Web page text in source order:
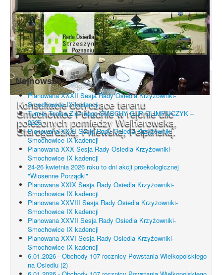
Konsultacje dotyczące terenu
Smochowice Południe w rejonie ulic
położonych pomiędzy Wejherowską,
Starogardzką, Pniewską, Pelplińską.
Najnowsze
Planowana XXXII Sesja Rady Osiedla Krzyżowniki-
Smochowice IX kadencji
Turniej Tenisa Ziemnego SMOCHY CUP OLIMPIJCZYK –
2026
Planowana XXXI Sesja Rady Osiedla Krzyżowniki-
Smochowice IX kadencji
Planowana XXX Sesja Rady Osiedla Krzyżowniki-
Smochowice IX kadencji
24-26 kwietnia 2026 roku to dni akcji proekologicznej
"Wiosenne Porządki"
Planowana XXIX Sesja Rady Osiedla Krzyżowniki-
Smochowice IX kadencji
Planowana XXVIII Sesja Rady Osiedla Krzyżowniki-
Smochowice IX kadencji
Planowana XXVII Sesja Rady Osiedla Krzyżowniki-
Smochowice IX kadencji
Planowana XXVI Sesja Rady Osiedla Krzyżowniki-
Smochowice IX kadencji
6.01.2026 - Obchody 107 rocznicy Powstania Wielkopolskiego
na Osiedlu (2)